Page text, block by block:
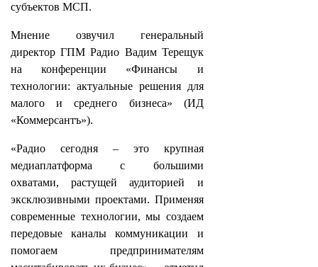
субъектов МСП.
Мнение озвучил генеральный
директор ГПМ Радио Вадим Терещук
на конференции «Финансы и
технологии: актуальные решения для
малого и среднего бизнеса» (ИД
«Коммерсантъ»).
«Радио сегодня – это крупная
медиаплатформа с большими
охватами, растущей аудиторией и
эксклюзивными проектами. Применяя
современные технологии, мы создаем
передовые каналы коммуникации и
помогаем предпринимателям